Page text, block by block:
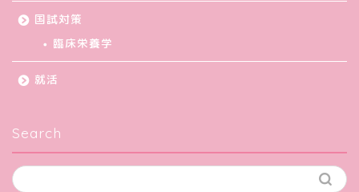
国試対策
臨床栄養学
就活
Search